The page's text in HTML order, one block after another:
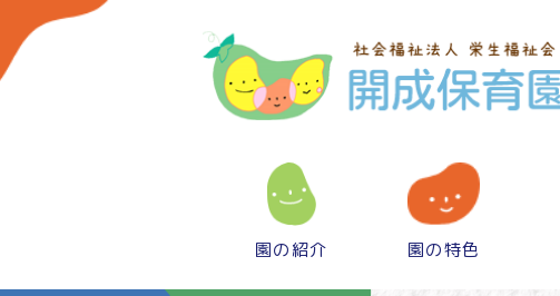
園の紹介 園の特色